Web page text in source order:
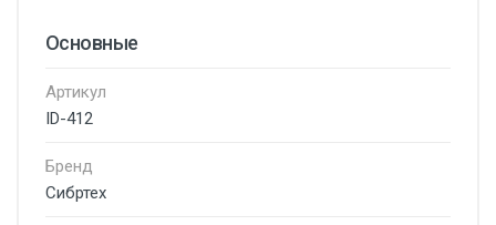
Основные
Артикул
ID-412
Бренд
Сибртех